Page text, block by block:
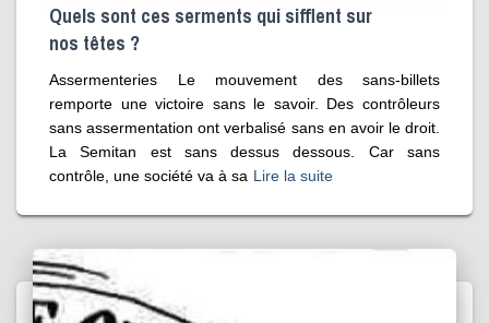
Quels sont ces serments qui sifflent sur
nos têtes ?
Assermenteries Le mouvement des sans-billets
remporte une victoire sans le savoir. Des contrôleurs
sans assermentation ont verbalisé sans en avoir le droit.
La Semitan est sans dessus dessous. Car sans
contrôle, une société va à sa Lire la suite